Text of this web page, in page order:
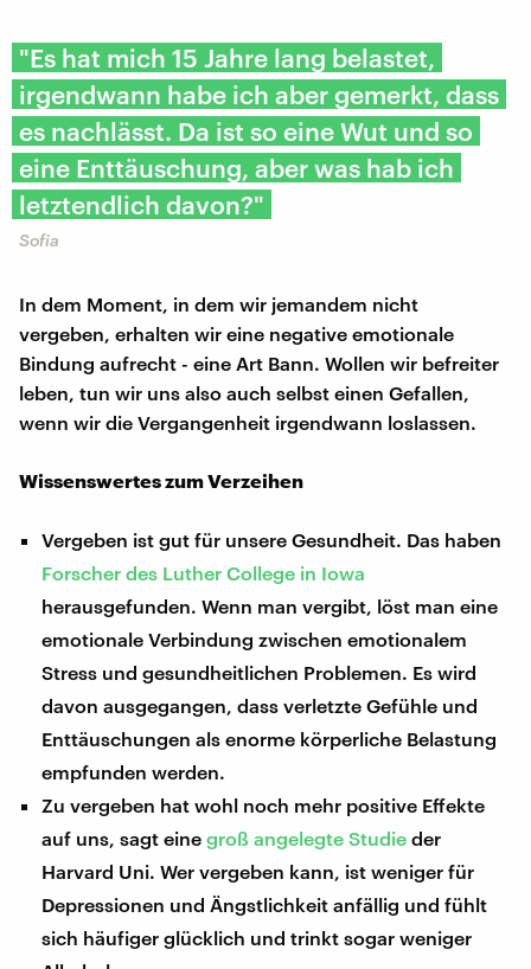
"Es hat mich 15 Jahre lang belastet,
irgendwann habe ich aber gemerkt, dass
es nachlässt. Da ist so eine Wut und so
eine Enttäuschung, aber was hab ich
letztendlich davon?"
Sofia
In dem Moment, in dem wir jemandem nicht
vergeben, erhalten wir eine negative emotionale
Bindung aufrecht - eine Art Bann. Wollen wir befreiter
leben, tun wir uns also auch selbst einen Gefallen,
wenn wir die Vergangenheit irgendwann loslassen.
Wissenswertes zum Verzeihen
Vergeben ist gut für unsere Gesundheit. Das haben
Forscher des Luther College in Iowa
herausgefunden. Wenn man vergibt, löst man eine
emotionale Verbindung zwischen emotionalem
Stress und gesundheitlichen Problemen. Es wird
davon ausgegangen, dass verletzte Gefühle und
Enttäuschungen als enorme körperliche Belastung
empfunden werden.
Zu vergeben hat wohl noch mehr positive Effekte
auf uns, sagt einegroß angelegte Studie der
Harvard Uni. Wer vergeben kann, ist weniger für
Depressionen und Ängstlichkeit anfällig und fühlt
sich häufiger glücklich und trinkt sogar weniger